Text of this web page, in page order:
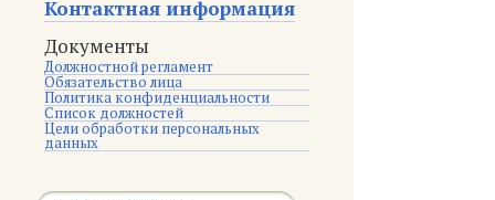
Контактная информация
Документы
Должностной регламент
Обязательство лица
Политика конфиденциальности
Список должностей
Цели обработки персональных
данных